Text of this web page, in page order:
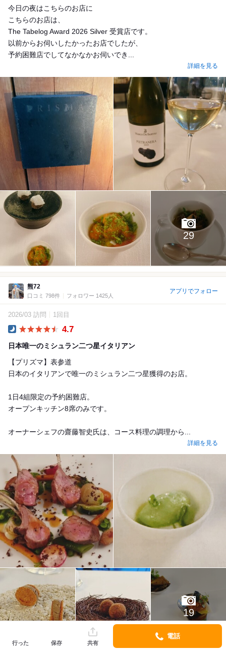
今日の夜はこちらのお店に
こちらのお店は、
The Tabelog Award 2026 Silver 受賞店です。
以前からお伺いしたかったお店でしたが、
予約困難店でしてなかなかお伺いでき...
詳細を見る
29
熊72
口コミ 798件 フォロワー 1425人
アプリでフォロー
2026/03 訪問 1回目
4.7
日本唯一のミシュラン二つ星イタリアン
【プリズマ】表参道
日本のイタリアンで唯一のミシュラン二つ星獲得のお店。
1日4組限定の予約困難店。
オープンキッチン8席のみです。
オーナーシェフの齋藤智史氏は、コース料理の調理から...
詳細を見る
19
行った 保存 共有
電話